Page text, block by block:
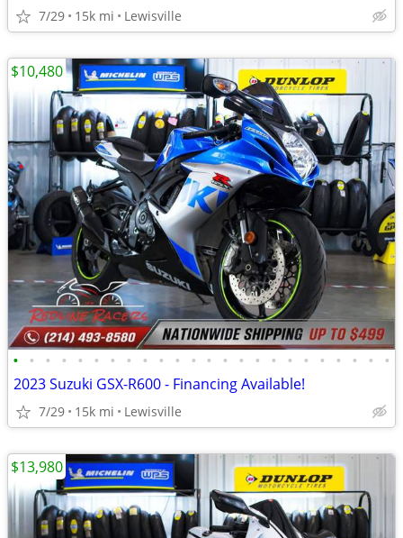
7/29 15k mi Lewisville
• • • • • • • • • • • • • • • • • • • • • • • •
2023 Suzuki GSX-R600 - Financing Available!
7/29 15k mi Lewisville
$10,480
$13,980